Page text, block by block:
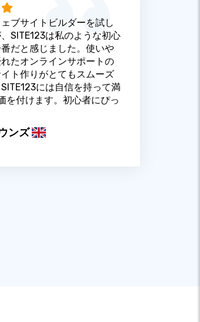
ブサイトビルダーを試し
SITE123は私のような初心
だと感じました。使いや
たオンラインサポートの
ト作りがとてもスムーズ
には自信を持って満
を付けます。初心者にぴっ
ンズ